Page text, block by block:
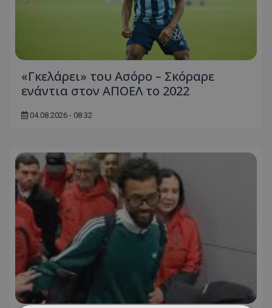
«Γκελάρει» του Ασόρο – Σκόραρε
ενάντια στον ΑΠΟΕΛ το 2022
04.08.2026 - 08:32